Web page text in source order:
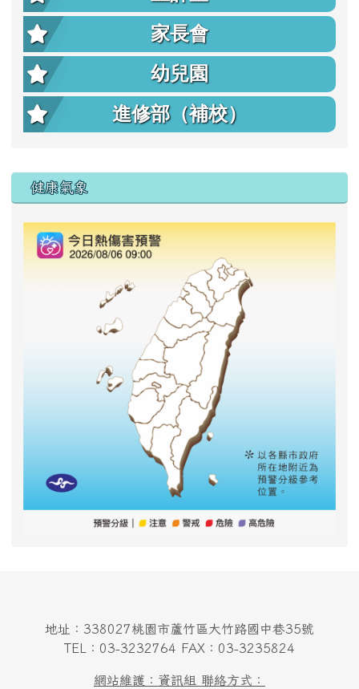
家長會
幼兒園
進修部（補校）
右邊區域內容
健康氣象
地址：338027桃園市蘆竹區大竹路國中巷35號
TEL：03-3232764 FAX：03-3235824
網站維護：資訊組 聯絡方式：